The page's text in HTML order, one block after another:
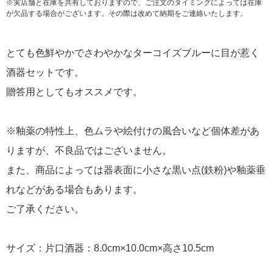
※実店舗と在庫を共有しておりますので、ご注文のタイミングによっては在庫
が欠品する場合がございます。その際は改めて納期をご連絡いたします。
とても色鮮やかでさわやかなターコイズブルーに目が惹く
酒器セットです。
贈答用としてもオススメです。
※釉薬の特性上、色ムラや絵付けの風合いなど個体差があ
りますが、不良品ではございません。
また、商品によっては器表面に小さな黒い点(鉄粉)や釉薬垂
れなどがある場合もあります。
ご了承ください。
サイズ：片口酒器：8.0cm×10.0cm×高さ10.5cm